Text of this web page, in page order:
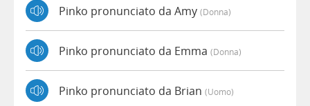
Pinko pronunciato da Amy (donna)
Pinko pronunciato da Emma (donna)
Pinko pronunciato da Brian (uomo)